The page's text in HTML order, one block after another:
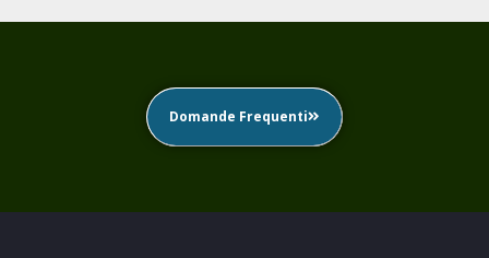
Domande Frequenti